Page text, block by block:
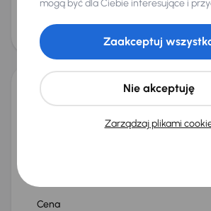
37 000 zł
Mazda 3
2.0 Skyactiv-G 88
Auta krajowe
Cena
mogą być dla Ciebie interesujące i
Zarządzaj plikami
Nie akceptuję
Zaakceptuj